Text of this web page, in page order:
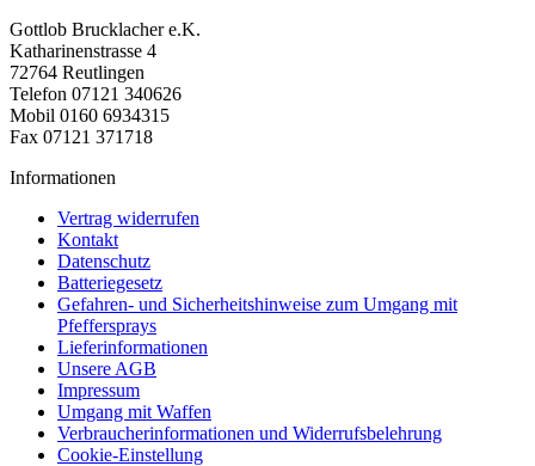
Gottlob Brucklacher e.K.
Katharinenstrasse 4
72764 Reutlingen
Telefon 07121 340626
Mobil 0160 6934315
Fax 07121 371718
Informationen
Vertrag widerrufen
Kontakt
Datenschutz
Batteriegesetz
Gefahren- und Sicherheitshinweise zum Umgang mit
Pfeffersprays
Lieferinformationen
Unsere AGB
Impressum
Umgang mit Waffen
Verbraucherinformationen und Widerrufsbelehrung
Cookie-Einstellung